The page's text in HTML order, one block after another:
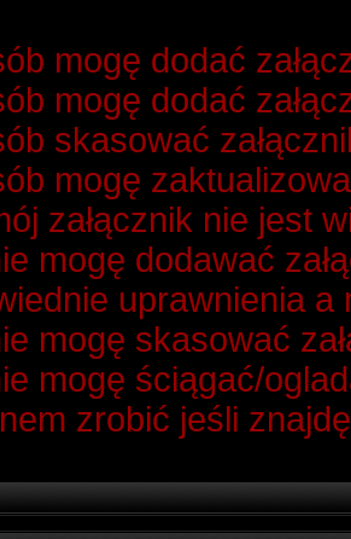
mogę dodać
mogę dodać
skasować
mogę
załącznik nie jest
mogę dodawać
uprawnienia a
mogę skasować
mogę ściągać/
zrobić jeśli